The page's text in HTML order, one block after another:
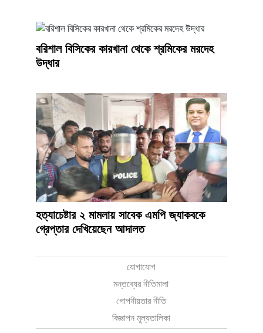
বরিশাল বিসিকের কারখানা থেকে শ্রমিকের মরদেহ
উদ্ধার
হত্যাচেষ্টার ২ মামলায় সাবেক এমপি জ্যাকবকে
গ্রেপ্তার দেখিয়েছেন আদালত
যোগাযোগ
মন্তব্যের নীতিমালা
গোপনীয়তার নীতি
বিজ্ঞাপন মূল্যতালিকা